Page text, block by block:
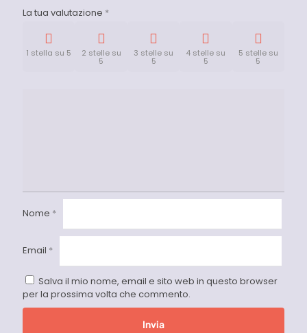
La tua valutazione *
1 stella su 5 2 stelle su
5
3 stelle su
5
4 stelle su
5
5 stelle su
5
Nome *
Email *
Salva il mio nome, email e sito web in questo browser
per la prossima volta che commento.